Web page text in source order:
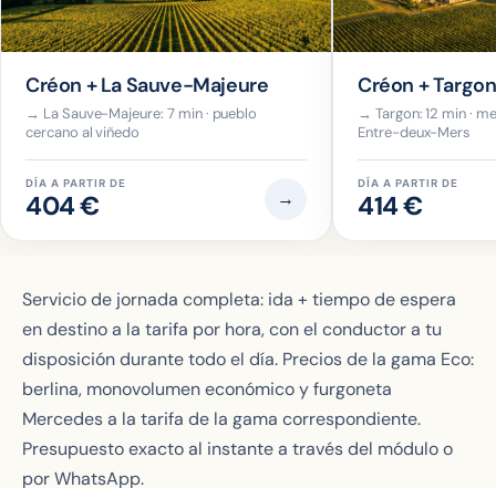
Créon + La Sauve-Majeure
→ La Sauve-Majeure: 7 min · pueblo
cercano al viñedo
DÍA A PARTIR DE
404 € →
Créon + Targon
→ Targon: 12 min ·
Entre-deux-Mers
DÍA A PARTIR DE
414 €
Servicio de jornada completa: ida + tiempo de espera
en destino a la tarifa por hora, con el conductor a tu
disposición durante todo el día. Precios de la gama Eco:
berlina, monovolumen económico y furgoneta
Mercedes a la tarifa de la gama correspondiente.
Presupuesto exacto al instante a través del módulo o
por WhatsApp.